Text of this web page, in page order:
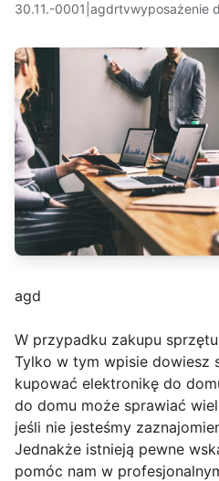
30.11.-0001 agdrtvwyposażenie
agd
W przypadku zakupu
Tylko w tym wpisie dowiesz
kupować elektronikę do
do domu może sprawiać
jeśli nie jesteśmy
Jednakże istnieją pewne
pomóc nam w